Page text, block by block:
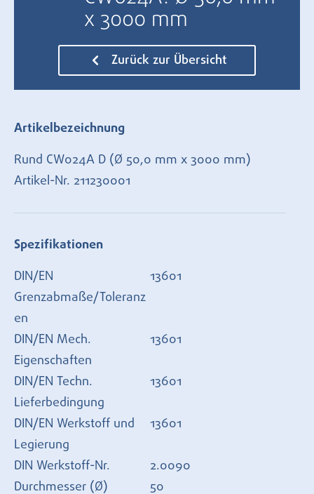
x 3000 mm
Zurück zur Übersicht
Artikelbezeichnung
Rund CW024A D (Ø 50,0 mm x 3000 mm)
Artikel-Nr. 211230001
Spezifikationen
DIN/EN
Grenzabmaße/Toleranz
en
13601
DIN/EN Mech.
Eigenschaften
13601
DIN/EN Techn.
Lieferbedingung
13601
DIN/EN Werkstoff und
Legierung
13601
DIN Werkstoff-Nr.
2.0090
Durchmesser (Ø)
50